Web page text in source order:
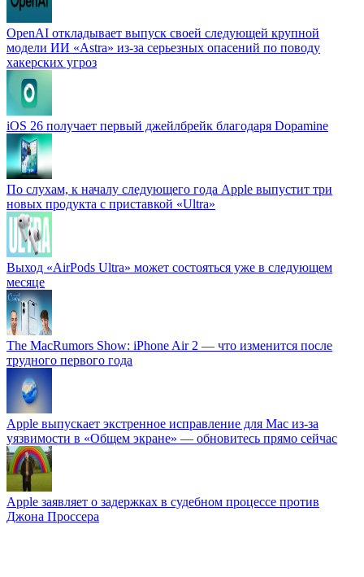
OpenAI откладывает выпуск своей следующей крупной
модели ИИ «Astra» из-за серьезных опасений по поводу
хакерских угроз
iOS 26 получает первый джейлбрейк благодаря Dopamine
По слухам, к началу следующего года Apple выпустит три
новых продукта с приставкой «Ultra»
Выход «AirPods Ultra» может состояться уже в следующем
месяце
The MacRumors Show: iPhone Air 2 — что изменится после
трудного первого года
Apple выпускает экстренное исправление для Mac из-за
уязвимости в «Общем экране» — обновитесь прямо сейчас
Apple заявляет о задержках в судебном процессе против
Джона Проссера